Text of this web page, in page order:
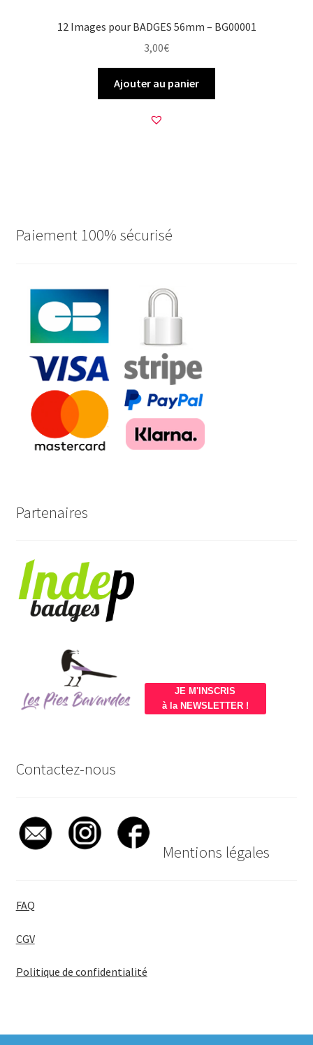
12 Images pour BADGES 56mm – BG00001
3,00€
Ajouter au panier
Paiement 100% sécurisé
Partenaires
JE M'INSCRIS
à la NEWSLETTER !
Contactez-nous
Mentions légales
FAQ
CGV
Politique de confidentialité